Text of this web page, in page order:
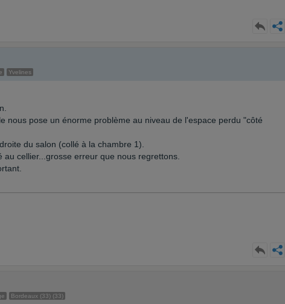
Yvelines
nous pose un énorme problème au niveau de l'espace perdu "côté
du salon (collé à la chambre 1).
cellier...grosse erreur que nous regrettons.
Bordeaux (33) (33)